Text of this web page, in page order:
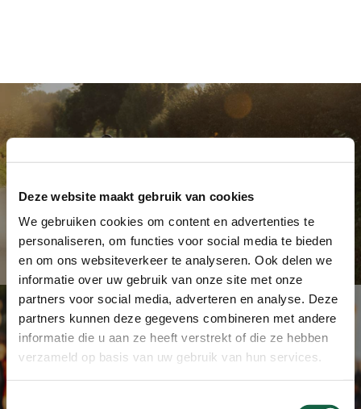
Deze website maakt gebruik van cookies
We gebruiken cookies om content en advertenties te
personaliseren, om functies voor social media te bieden
en om ons websiteverkeer te analyseren. Ook delen we
informatie over uw gebruik van onze site met onze
partners voor social media, adverteren en analyse. Deze
partners kunnen deze gegevens combineren met andere
informatie die u aan ze heeft verstrekt of die ze hebben
verzameld op basis van uw gebruik van hun services.
Toestemmingsselectie
Mh2d bekend!
Next Post